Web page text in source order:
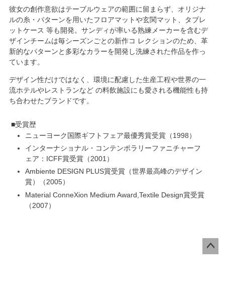
彼女の創作意欲はテーブルウェアの範囲に留まらず、オリジナ
ルの糸・パターンを用いたフロアマットや玄関マット、タブレ
ットケース 等も開発。サンディが率いる熟練メーカーを含むデ
ザインチームは毎シーズンごとの新作コ レクションのため、革
新的なパターンと多彩なカラーを開発し洗練された作品を作っ
ています。
デザイン性だけではなく、 環境に配慮した生産工程や世界の一
流ホテルやレストランなど の料飲施設にも愛される機能性も持
ち合わせたブランドです。
受賞歴
ニューヨーク国際ギフトフェア最優秀賞受賞
1998
インターナショナル・コンテンポラリーファニチャーフ
ェア：ICFF賞受賞
2001
Ambiente DESIGN PLUS賞受賞（世界最高峰のデザイン
賞）
2005
Material ConneXion Medium Award,Textile Design賞受賞
2007